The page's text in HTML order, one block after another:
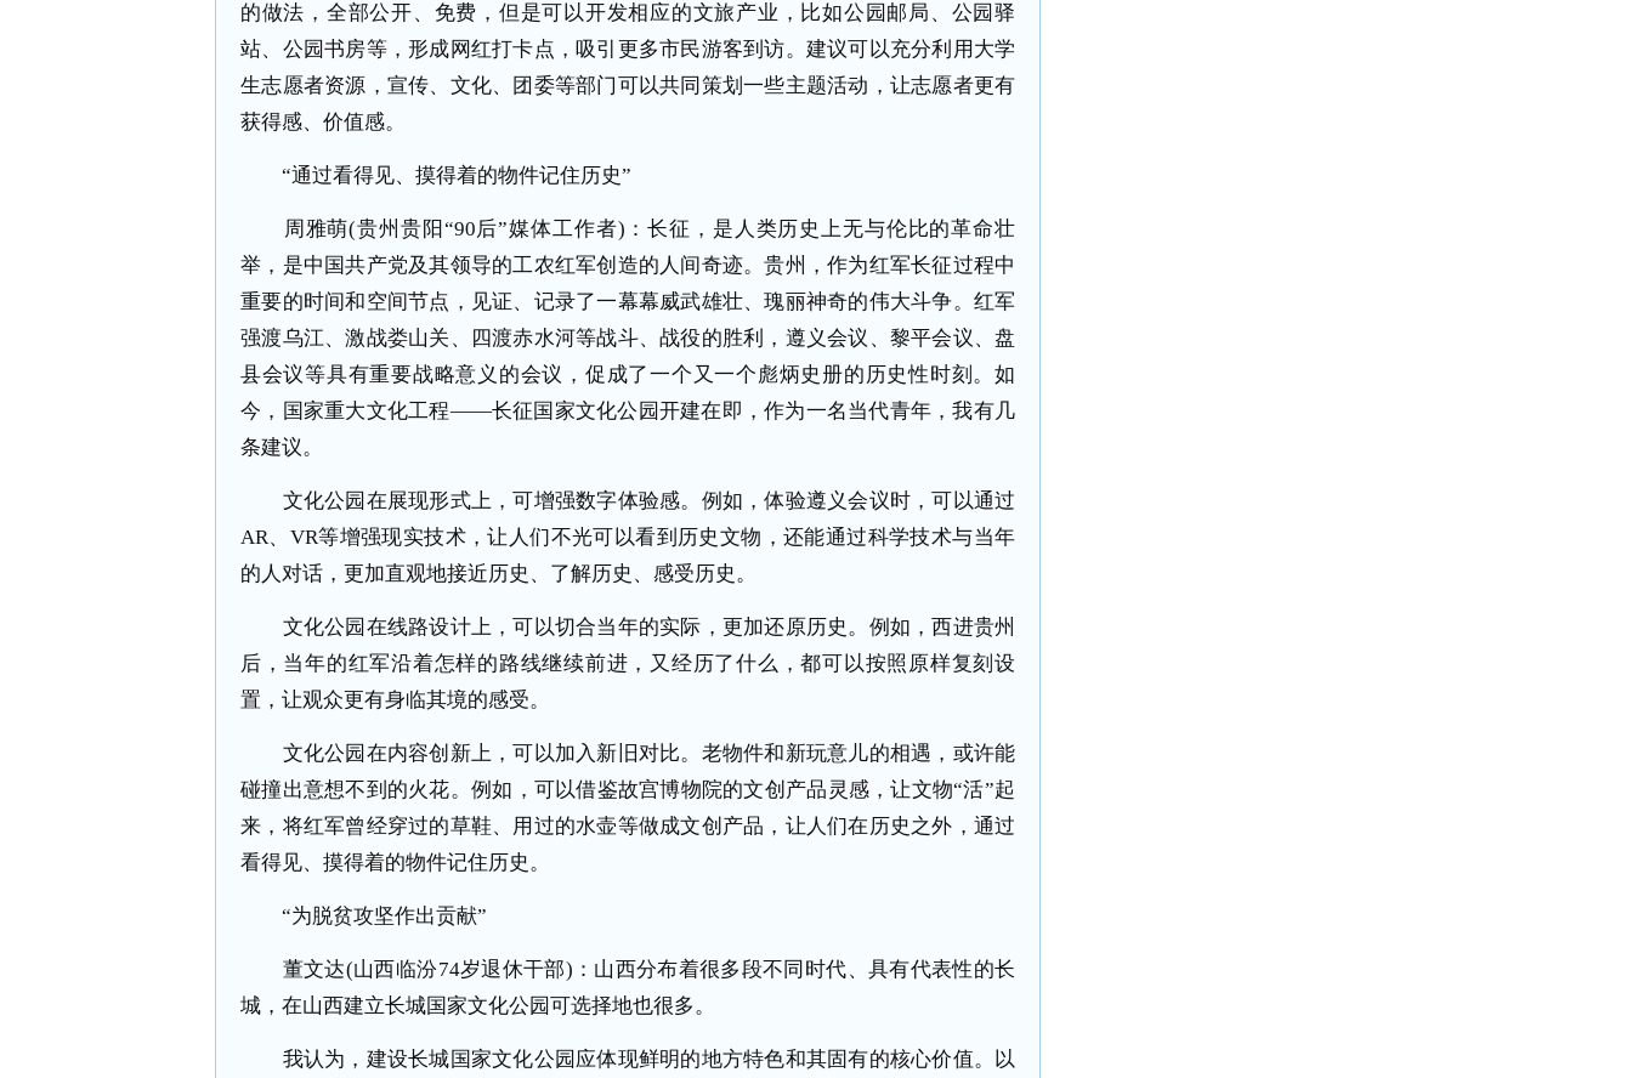
的做法，全部公开、免费，但是可以开发相应的文旅产业，比如公园邮局、公园驿
站、公园书房等，形成网红打卡点，吸引更多市民游客到访。建议可以充分利用大学
生志愿者资源，宣传、文化、团委等部门可以共同策划一些主题活动，让志愿者更有
获得感、价值感。
“通过看得见、摸得着的物件记住历史”
周雅萌(贵州贵阳“90后”媒体工作者)：长征，是人类历史上无与伦比的革命壮
举，是中国共产党及其领导的工农红军创造的人间奇迹。贵州，作为红军长征过程中
重要的时间和空间节点，见证、记录了一幕幕威武雄壮、瑰丽神奇的伟大斗争。红军
强渡乌江、激战娄山关、四渡赤水河等战斗、战役的胜利，遵义会议、黎平会议、盘
县会议等具有重要战略意义的会议，促成了一个又一个彪炳史册的历史性时刻。如
今，国家重大文化工程——长征国家文化公园开建在即，作为一名当代青年，我有几
条建议。
文化公园在展现形式上，可增强数字体验感。例如，体验遵义会议时，可以通过
AR、VR等增强现实技术，让人们不光可以看到历史文物，还能通过科学技术与当年
的人对话，更加直观地接近历史、了解历史、感受历史。
文化公园在线路设计上，可以切合当年的实际，更加还原历史。例如，西进贵州
后，当年的红军沿着怎样的路线继续前进，又经历了什么，都可以按照原样复刻设
置，让观众更有身临其境的感受。
文化公园在内容创新上，可以加入新旧对比。老物件和新玩意儿的相遇，或许能
碰撞出意想不到的火花。例如，可以借鉴故宫博物院的文创产品灵感，让文物“活”起
来，将红军曾经穿过的草鞋、用过的水壶等做成文创产品，让人们在历史之外，通过
看得见、摸得着的物件记住历史。
“为脱贫攻坚作出贡献”
董文达(山西临汾74岁退休干部)：山西分布着很多段不同时代、具有代表性的长
城，在山西建立长城国家文化公园可选择地也很多。
我认为，建设长城国家文化公园应体现鲜明的地方特色和其固有的核心价值。以